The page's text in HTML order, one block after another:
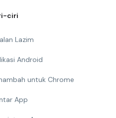
ciri
Lazim
Android
untuk Chrome
App